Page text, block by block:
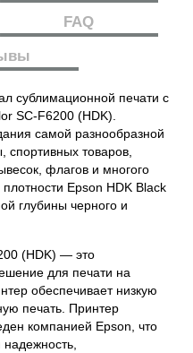
FAQ
сублимационной печати с
SC-F6200 (HDK).
самой разнообразной
спортивных товаров,
флагов и многого
Epson HDK Black
глубины черного и
(HDK) — это
для печати на
обеспечивает низкую
печать. Принтер
компанией Epson, что
надежность,